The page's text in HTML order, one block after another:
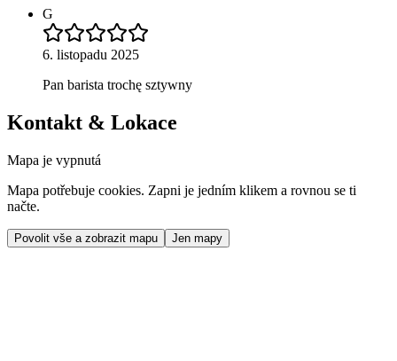
G
6. listopadu 2025
Pan barista trochę sztywny
Kontakt & Lokace
Mapa je vypnutá
Mapa potřebuje cookies. Zapni je jedním klikem a rovnou se ti
načte.
Povolit vše a zobrazit mapu Jen mapy